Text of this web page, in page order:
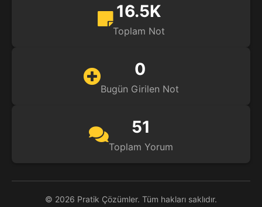
16.5K
Toplam Not
0
Bugün Girilen Not
51
Toplam Yorum
© 2026 Pratik Çözümler. Tüm hakları saklıdır.